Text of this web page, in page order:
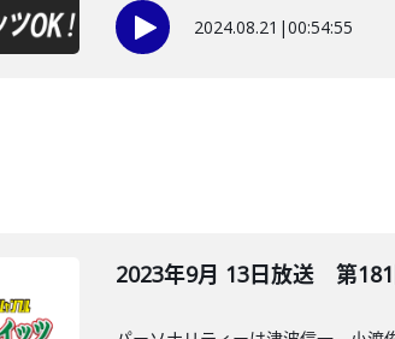
2024.08.21 |00:54:55
2023年9月 13日放送 第